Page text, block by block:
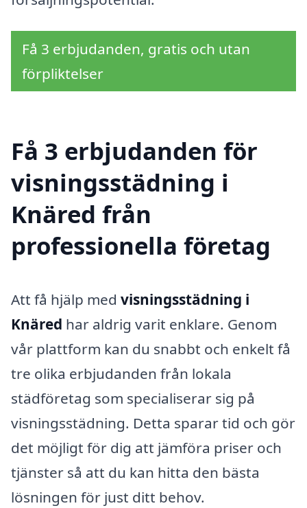
Få 3 erbjudanden, gratis och utan
förpliktelser
Få 3 erbjudanden för
visningsstädning i
Knäred från
professionella företag
Att få hjälp med visningsstädning i
Knäred har aldrig varit enklare. Genom
vår plattform kan du snabbt och enkelt få
tre olika erbjudanden från lokala
städföretag som specialiserar sig på
visningsstädning. Detta sparar tid och gör
det möjligt för dig att jämföra priser och
tjänster så att du kan hitta den bästa
lösningen för just ditt behov.